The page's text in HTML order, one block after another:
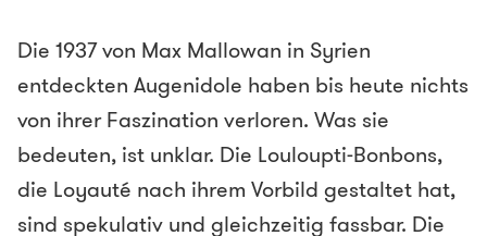
Die 1937 von Max Mallowan in Syrien
entdeckten Augenidole haben bis heute nichts
von ihrer Faszination verloren. Was sie
bedeuten, ist unklar. Die Louloupti-Bonbons,
die Loyauté nach ihrem Vorbild gestaltet hat,
sind spekulativ und gleichzeitig fassbar. Die